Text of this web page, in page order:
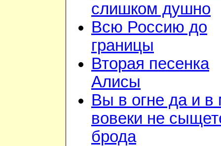
слишком душно
Всю Россию до
границы
Вторая песенка
Алисы
Вы в огне да и в
вовеки не
брода